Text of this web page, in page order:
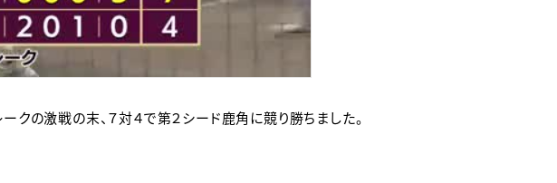
の激戦の末、７対４で第２シード鹿角に競り勝ちました。